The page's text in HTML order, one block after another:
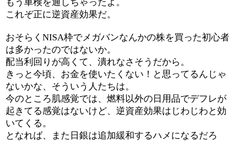
これぞ正に逆資産効果だ。
おそらくNISA枠でメガバンなんかの株を買った初心者
は多かったのではないか。
配当利回りが高くて、潰れなさそうだから。
きっと今頃、お金を使いたくない！と思ってるんじゃ
ないかな、そういう人たちは。
今のところ肌感覚では、燃料以外の日用品でデフレが
起きてる感覚はないけど、逆資産効果はじわじわと効
いてくる。
となれば、また日銀は追加緩和するハメになるだろ